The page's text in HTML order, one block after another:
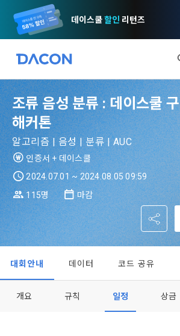
데이스쿨할인 리턴즈
알림0 모
LEVEL 1
0/150 XP
오늘의 XP
0 / 800
적립 XP
0
메일 인증 필요
[데이콘] 회원가입 인증
제 1 조 (목적)
본 약관은 데이콘 주식회사(이하 “회사”)와 “
비스를 이용하는 조건 및 절차에 관한 필요
규정하는 데 그 목적이 있다. “회원”은 모든
며, 어떤 방식이든 본 서비스를 사용한다는 것
관의 전부에 동의한다는 것을 의미하며 본 약
스를 사용하는 동안 계속 유효하다. 본 약관
의 조항을 포함한다.
제 2 조 (용어의 정의)
이 약관에서 사용하는 용어의 정의는 아래
여 컴퓨터 등 정보 통신 설비를 이용하여 설
또는 "회사"가 운영하는 아래 웹사이트를 말
데이콘 개인정보 처리방
(2021.05.24 본)
데이콘은 이용자 개인정보 보호를 여러
우선의 가치로 두고 있습니다. 데이콘주식회
는 ‘회사’)는 서비스 기획부터 종료까지 정
정보보호 등에 관한 법률(이하 ‘정보통신망
등 국내의 개인정보 보호 법령을 철저히 준수
1. 개인정보처리방침의 의의
데이콘이 어떤 정보를 수집하고, 수집한
며, 필요에 따라 누구와 이를 공유(‘위탁 또는
1. 광고성 정보의 이용목적
DACON이 제공하는 이용자 맞춤형 서비스
경품 행사, 이벤트, 경진대회 홍보 목적 등의
우편이나
서신우편, 문자(SMS 또는 카카오 알림톡),
이용자에게 제공합니다.
- 마케팅 수신 동의는 거부하실 수 있으며
의 의사에 따라 동의를 철회할 수 있습니다.
동의를 거부 하시더라도 DACON에서 제공
에 제한이 되지 않습니다.
단, 할인, 이벤트 및 이용자 맞춤형 상품 추천
조류 음성 분류 : 데이스쿨
해커톤
알고리즘 | 음성 | 분류 | AUC
인증서 + 데이스쿨
2024.07.01 ~ 2024.08.05 09:59
115명
마감
대회안내 데이터 코드 공유
개요 규칙 일정 상금